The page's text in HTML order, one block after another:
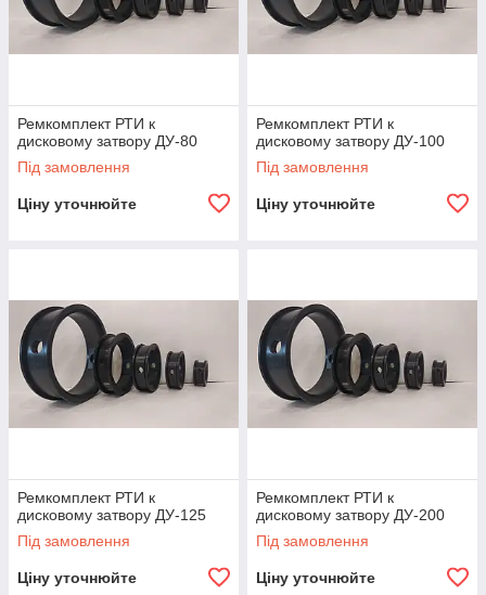
Ремкомплект РТИ к
дисковому затвору ДУ-80
Під замовлення
Ціну уточнюйте
Ремкомплект РТИ к
дисковому затвору ДУ-100
Під замовлення
Ціну уточнюйте
Ремкомплект РТИ к
дисковому затвору ДУ-125
Під замовлення
Ціну уточнюйте
Ремкомплект РТИ к
дисковому затвору ДУ-200
Під замовлення
Ціну уточнюйте